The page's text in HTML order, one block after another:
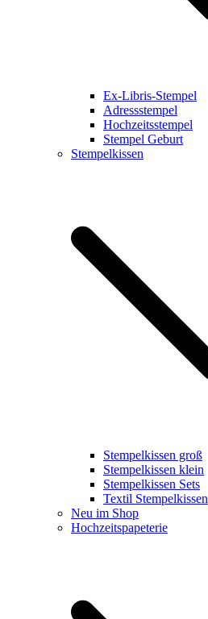
Ex-Libris-Stempel
Adressstempel
Hochzeitsstempel
Stempel Geburt
Stempelkissen
Stempelkissen groß
Stempelkissen klein
Stempelkissen Sets
Textil Stempelkissen
Neu im Shop
Hochzeitspapeterie